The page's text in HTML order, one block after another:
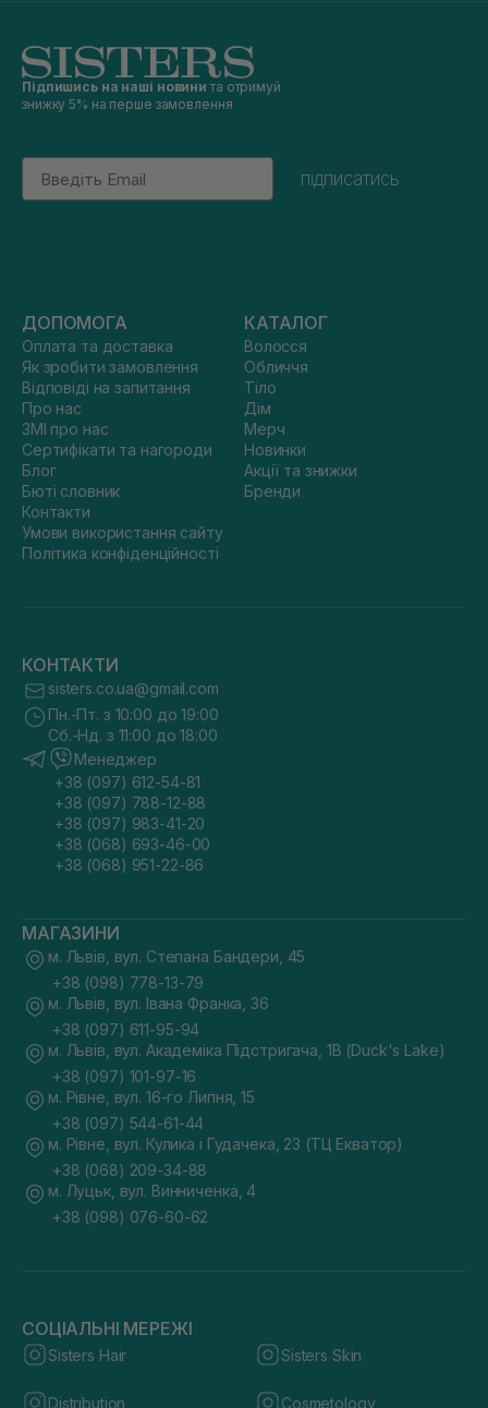
Підпишись на наші новини та отримуй
знижку 5% на перше замовлення
Email
підписатись
ДОПОМОГА
Оплата та доставка
Як зробити замовлення
Відповіді на запитання
Про нас
ЗМІ про нас
Сертифікати та нагороди
Блог
Бюті словник
Контакти
Умови використання сайту
Політика конфіденційності
КАТАЛОГ
Волосся
Обличчя
Тіло
Дім
Мерч
Новинки
Акції та знижки
Бренди
КОНТАКТИ
sisters.co.ua@gmail.com
Пн.-Пт. з 10:00 до 19:00
Сб.-Нд. з 11:00 до 18:00
Менеджер
+38 (097) 612-54-81
+38 (097) 788-12-88
+38 (097) 983-41-20
+38 (068) 693-46-00
+38 (068) 951-22-86
МАГАЗИНИ
м. Львів, вул. Степана Бандери, 45
+38 (098) 778-13-79
м. Львів, вул. Івана Франка, 36
+38 (097) 611-95-94
м. Львів, вул. Академіка Підстригача, 1В (Duck's Lake)
+38 (097) 101-97-16
м. Рівне, вул. 16-го Липня, 15
+38 (097) 544-61-44
м. Рівне, вул. Кулика і Гудачека, 23 (ТЦ Екватор)
+38 (068) 209-34-88
м. Луцьк, вул. Винниченка, 4
+38 (098) 076-60-62
СОЦІАЛЬНІ МЕРЕЖІ
Sisters Hair Sisters Skin
Distribution Cosmetology